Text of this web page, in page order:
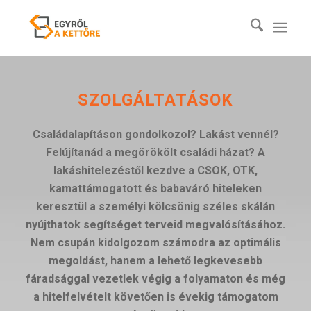
SZOLGÁLTATÁSOK
Családalapításon gondolkozol? Lakást vennél?
Felújítanád a megörökölt családi házat? A
lakáshitelezéstől kezdve a CSOK, OTK,
kamattámogatott és babaváró hiteleken
keresztül a személyi kölcsönig széles skálán
nyújthatok segítséget terveid megvalósításához.
Nem csupán kidolgozom számodra az optimális
megoldást, hanem a lehető legkevesebb
fáradsággal vezetlek végig a folyamaton és még
a hitelfelvételt követően is évekig támogatom